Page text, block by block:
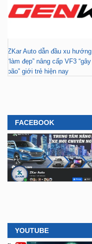
ZKar Auto dẫn đầu xu hướng
“làm đẹp” nâng cấp VF3 “gây
bão” giới trẻ hiện nay
FACEBOOK
YOUTUBE